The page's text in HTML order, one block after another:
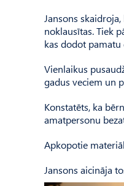
Jansons
noklausītas. Tiek
kas dodot
Vienlaikus
gadus veciem un
Konstatēts, ka
amatpersonu
Apkopotie
Jansons aicināja